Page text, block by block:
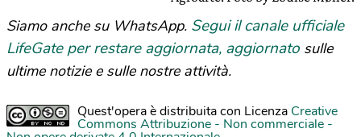
Siamo anche su WhatsApp. Segui il canale ufficiale
LifeGate per restare aggiornata, aggiornato sulle
ultime notizie e sulle nostre attività.
Quest'opera è distribuita con Licenza Creative
Commons Attribuzione - Non commerciale -